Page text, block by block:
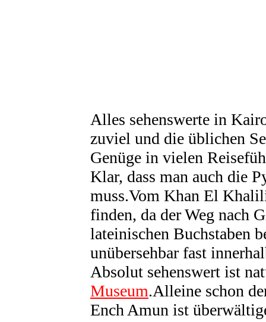
Alles sehenswerte in
zuviel und die üblichen
Genüge in vielen
Klar, dass man auch die
muss.Vom Khan El
finden, da der Weg nach
lateinischen Buchstaben
unübersehbar fast
Absolut sehenswert ist
Museum.Alleine schon
Ench Amun ist